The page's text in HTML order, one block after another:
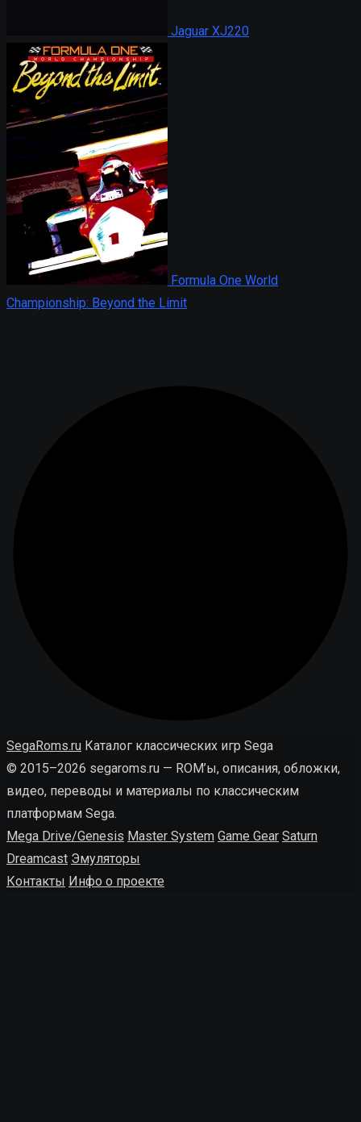
Jaguar XJ220
Formula One World
Championship: Beyond the Limit
SegaRoms.ru Каталог классических игр Sega
© 2015–2026 segaroms.ru — ROM’ы, описания, обложки,
видео, переводы и материалы по классическим
платформам Sega.
Mega Drive/Genesis Master System Game Gear Saturn
Dreamcast Эмуляторы
Контакты Инфо о проекте